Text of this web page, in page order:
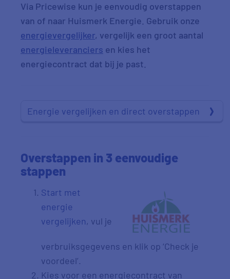
Via Pricewise kun je eenvoudig overstappen
van of naar Huismerk Energie. Gebruik onze
energievergelijker, vergelijk een groot aantal
energieleveranciers en kies het
energiecontract dat bij je past.
Energie vergelijken en direct overstappen
Overstappen in 3 eenvoudige
stappen
Start met
energie
vergelijken, vul je
verbruiksgegevens en klik op ‘Check je
voordeel’.
Kies voor een energiecontract van